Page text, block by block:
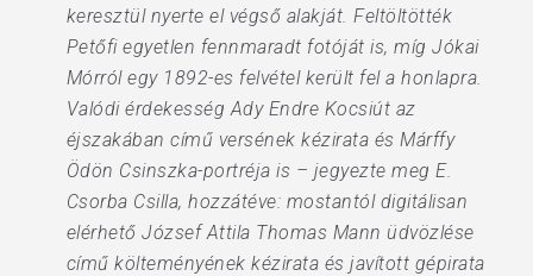
keresztül nyerte el végső alakját. Feltöltötték
Petőfi egyetlen fennmaradt fotóját is, míg Jókai
Mórról egy 1892-es felvétel került fel a honlapra.
Valódi érdekesség Ady Endre Kocsiút az
éjszakában című versének kézirata és Márffy
Ödön Csinszka-portréja is – jegyezte meg E.
Csorba Csilla, hozzátéve: mostantól digitálisan
elérhető József Attila Thomas Mann üdvözlése
című költeményének kézirata és javított gépirata